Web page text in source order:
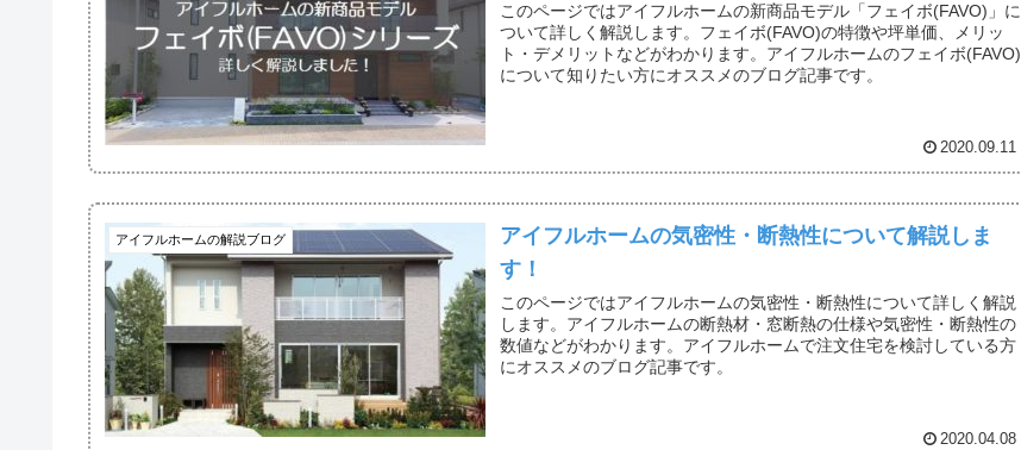
このページではアイフルホームの新商品モデル「フェイボ(FAVO)」に
ついて詳しく解説します。フェイボ(FAVO)の特徴や坪単価、メリッ
ト・デメリットなどがわかります。アイフルホームのフェイボ(FAVO)
について知りたい方にオススメのブログ記事です。
2020.09.11
アイフルホームの解説ブログ
アイフルホームの気密性・断熱性について解説しま
す！
このページではアイフルホームの気密性・断熱性について詳しく解説
します。アイフルホームの断熱材・窓断熱の仕様や気密性・断熱性の
数値などがわかります。アイフルホームで注文住宅を検討している方
にオススメのブログ記事です。
2020.04.08